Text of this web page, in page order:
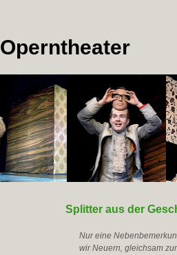
Operntheater
Splitter aus der
Nur eine
wir Neuern, gleichsam